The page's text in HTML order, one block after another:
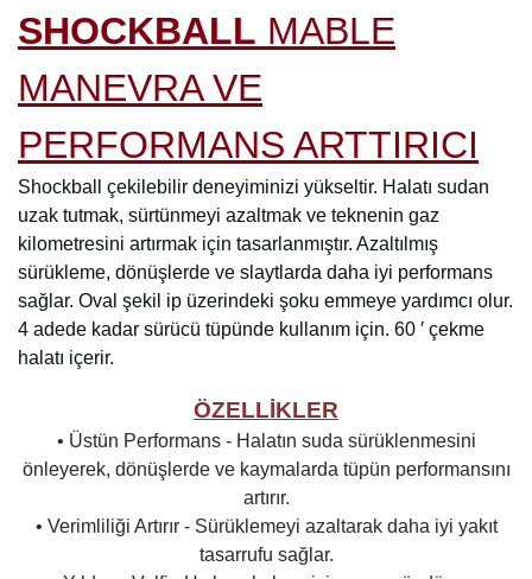
SHOCKBALL MABLE
MANEVRA VE
PERFORMANS ARTTIRICI
Shockball çekilebilir deneyiminizi yükseltir. Halatı sudan
uzak tutmak, sürtünmeyi azaltmak ve teknenin gaz
kilometresini artırmak için tasarlanmıştır. Azaltılmış
sürükleme, dönüşlerde ve slaytlarda daha iyi performans
sağlar. Oval şekil ip üzerindeki şoku emmeye yardımcı olur.
4 adede kadar sürücü tüpünde kullanım için. 60 ′ çekme
halatı içerir.
ÖZELLİKLER
• Üstün Performans - Halatın suda sürüklenmesini
önleyerek, dönüşlerde ve kaymalarda tüpün performansını
artırır.
• Verimliliği Artırır - Sürüklemeyi azaltarak daha iyi yakıt
tasarrufu sağlar.